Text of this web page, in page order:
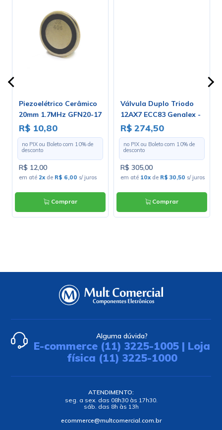
Piezoelétrico Cerâmico
20mm 1.7MHz GFN20-17
R$ 10,80
no PIX ou Boleto com 10% de
desconto
R$ 12,00
em até 2xde R$ 6,00 s/ juros
Comprar
Válvula Duplo Triodo
12AX7 ECC83 Genalex -
Gold Lion
R$ 274,50
no PIX ou Boleto com 10% de
desconto
R$ 305,00
em até 10xde R$ 30,50 s/ juros
Comprar
Alguma dúvida?
E-commerce (11) 3225-1005 | Loja
física (11) 3225-1000
ATENDIMENTO:
seg. a sex. das 08h30 às 17h30.
sáb. das 8h às 13h
ecommerce@multcomercial.com.br